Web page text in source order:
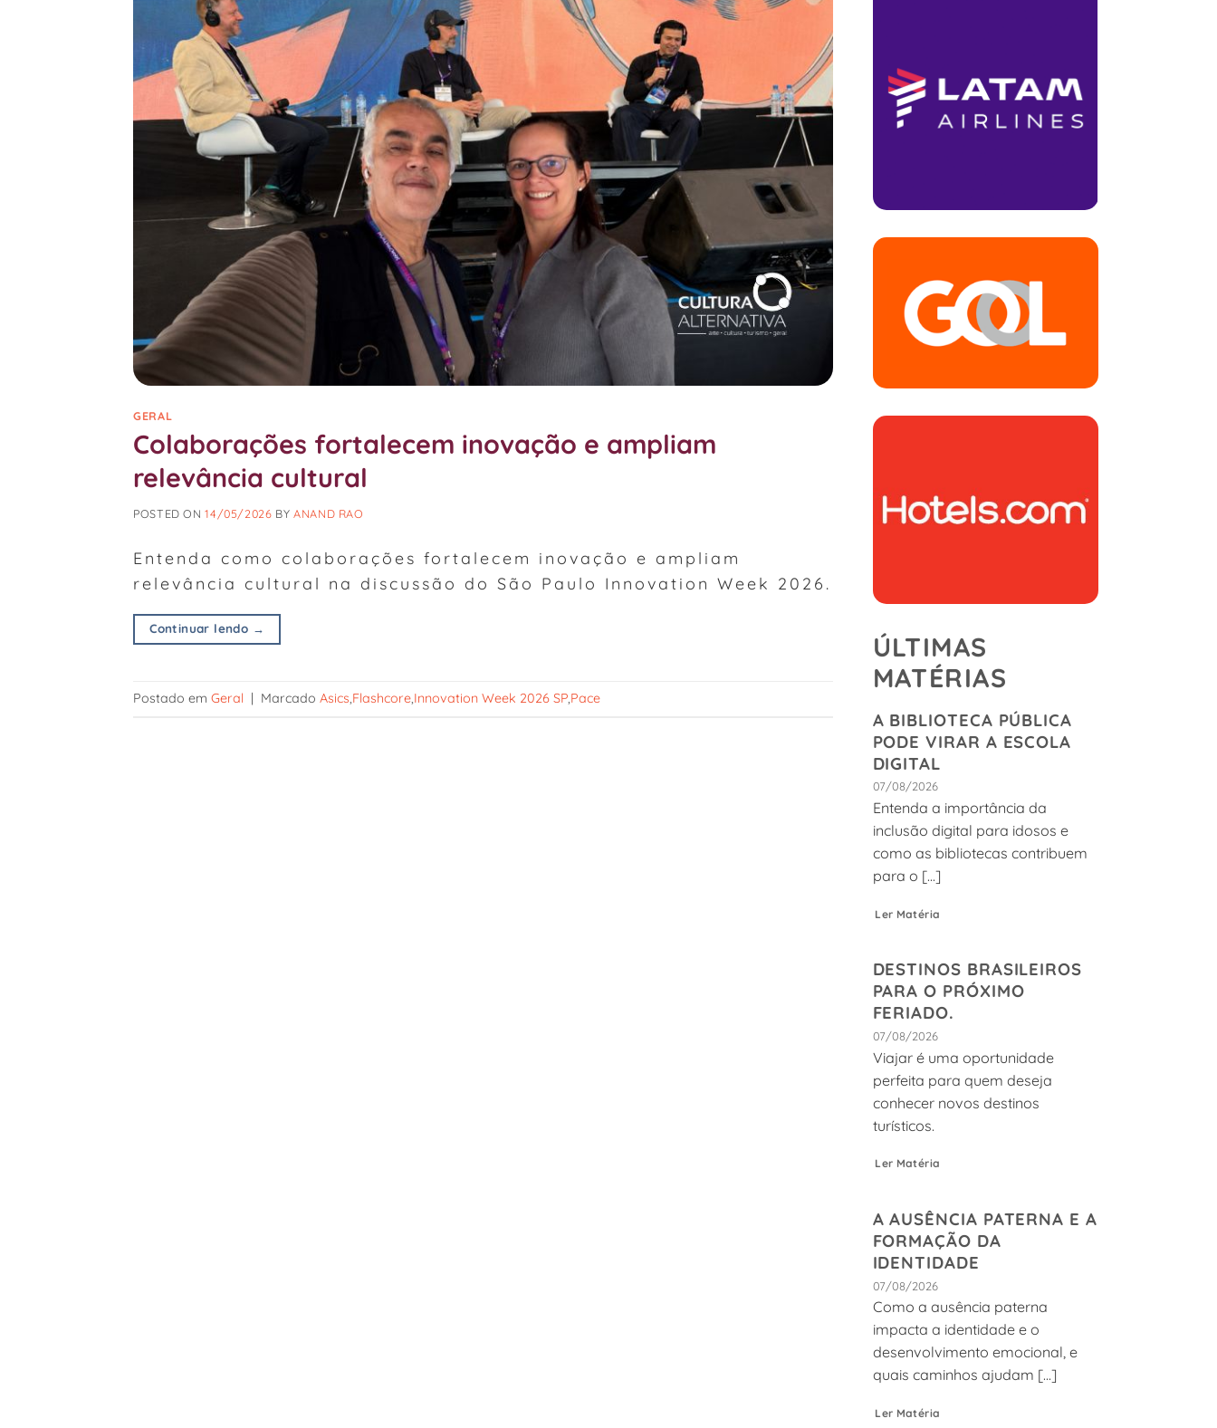
GERAL
Colaborações fortalecem inovação e ampliam
relevância cultural
POSTED ON14/05/2026 BYANAND RAO
Entenda como colaborações fortalecem inovação e ampliam
relevância cultural na discussão do São Paulo Innovation Week 2026.
Continuar lendo →
Postado em Geral | Marcado Asics,Flashcore,Innovation Week 2026 SP,Pace
ÚLTIMAS
MATÉRIAS
A BIBLIOTECA PÚBLICA
PODE VIRAR A ESCOLA
DIGITAL
07/08/2026
Entenda a importância da
inclusão digital para idosos e
como as bibliotecas contribuem
para o [...]
Ler Matéria
DESTINOS BRASILEIROS
PARA O PRÓXIMO
FERIADO.
07/08/2026
Viajar é uma oportunidade
perfeita para quem deseja
conhecer novos destinos
turísticos.
Ler Matéria
A AUSÊNCIA PATERNA E A
FORMAÇÃO DA
IDENTIDADE
07/08/2026
Como a ausência paterna
impacta a identidade e o
desenvolvimento emocional, e
quais caminhos ajudam [...]
Ler Matéria